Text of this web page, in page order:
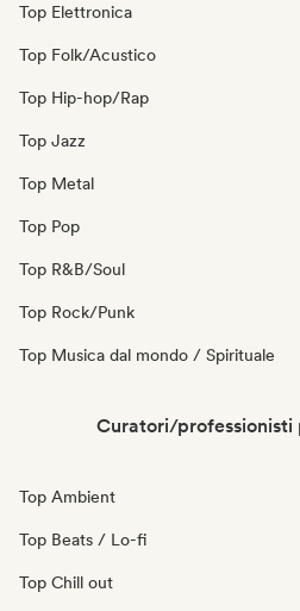
Top Elettronica
Top Folk/Acustico
Top Hip-hop/Rap
Top Jazz
Top Metal
Top Pop
Top R&B/Soul
Top Rock/Punk
Top Musica dal mondo / Spirituale
Curatori/professionisti
Top Ambient
Top Beats / Lo-fi
Top Chill out